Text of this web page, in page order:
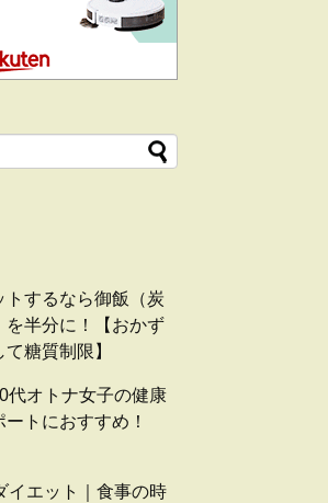
トするなら御飯（炭
を半分に！【おかず
糖質制限】
代オトナ女子の健康
ートにおすすめ！
イエット｜食事の時